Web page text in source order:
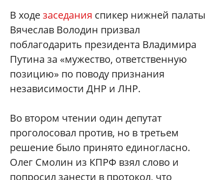
В ходезаседания спикер нижней палаты
Вячеслав Володин призвал
поблагодарить президента Владимира
Путина за «мужество, ответственную
позицию» по поводу признания
независимости ДНР и ЛНР.
Во втором чтении один депутат
проголосовал против, но в третьем
решение было принято единогласно.
Олег Смолин из КПРФ взял слово и
попросил занести в протокол, что